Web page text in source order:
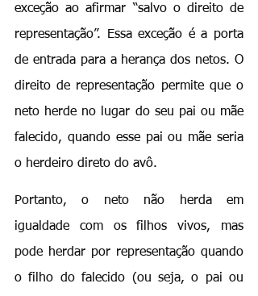
exceção ao afirmar “salvo o direito de
representação”. Essa exceção é a porta
de entrada para a herança dos netos. O
direito de representação permite que o
neto herde no lugar do seu pai ou mãe
falecido, quando esse pai ou mãe seria
o herdeiro direto do avô.
Portanto, o neto não herda em
igualdade com os filhos vivos, mas
pode herdar por representação quando
o filho do falecido (ou seja, o pai ou